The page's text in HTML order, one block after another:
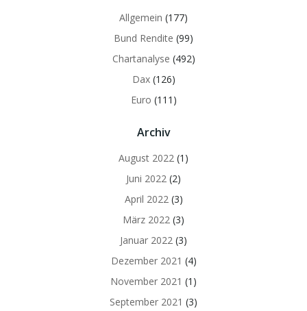
Allgemein (177)
Bund Rendite (99)
Chartanalyse (492)
Dax(126)
Euro (111)
Archiv
August 2022 (1)
Juni 2022 (2)
April 2022 (3)
März 2022 (3)
Januar 2022 (3)
Dezember 2021 (4)
November 2021 (1)
September 2021 (3)